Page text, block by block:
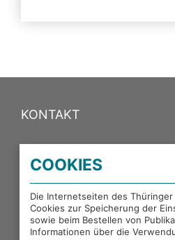
KONTAKT
PORTALE DES
EXTERNE LINKS
COOKIES
Die Internetseiten des
Cookies zur Speicherung der
sowie beim Bestellen von
Informationen über die